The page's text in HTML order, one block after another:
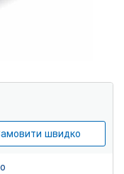
швидко